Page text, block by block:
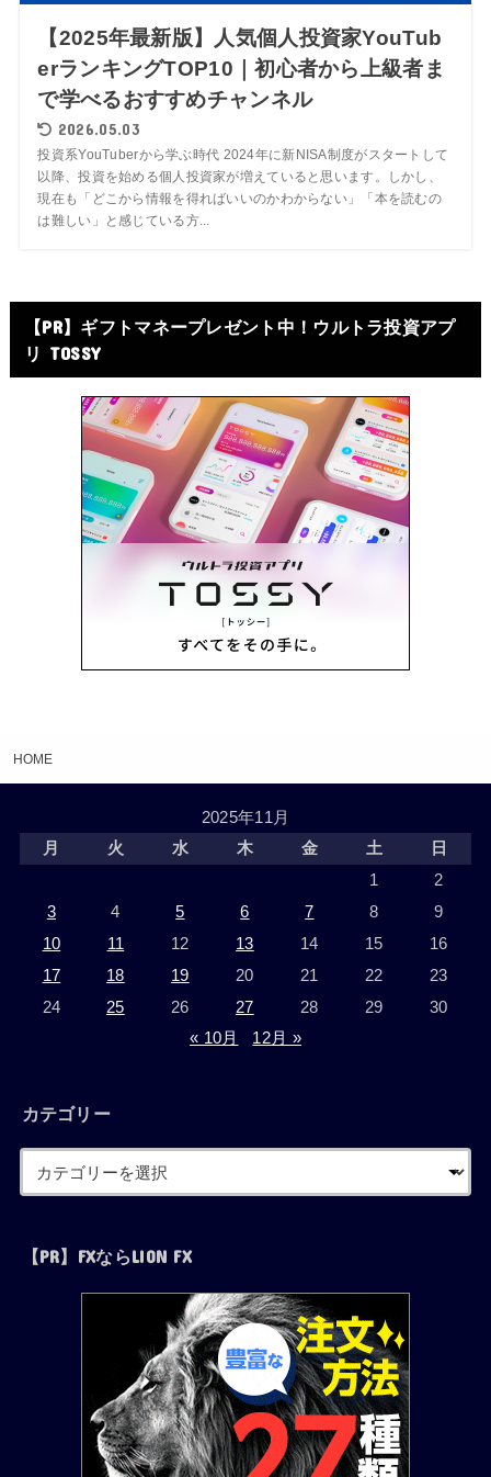
【2025年最新版】人気個人投資家YouTub
erランキングTOP10｜初心者から上級者ま
で学べるおすすめチャンネル
2026.05.03
投資系YouTuberから学ぶ時代 2024年に新NISA制度がスタートして
以降、投資を始める個人投資家が増えていると思います。しかし、
現在も「どこから情報を得ればいいのかわからない」「本を読むの
は難しい」と感じている方...
【PR】ギフトマネープレゼント中！ウルトラ投資アプ
リ TOSSY
HOME
2025年11月
月
火 水 木 金 土
日
1
2
3
4 5 6 7 8
9
10
11 12 13 14 15
16
17
18 19 20 21 22
23
24
25 26 27 28 29
30
« 10月
12月 »
カテゴリー
【PR】FXならLION FX